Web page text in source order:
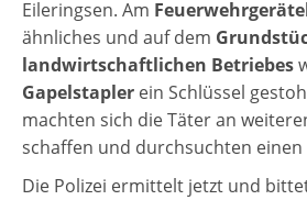
Eileringsen. Am
ähnliches und auf dem
landwirtschaftlichen Betriebes
Gapelstapler ein Schlüssel
machten sich die Täter an
schaffen und durchsuchten einen
Die Polizei ermittelt jetzt und